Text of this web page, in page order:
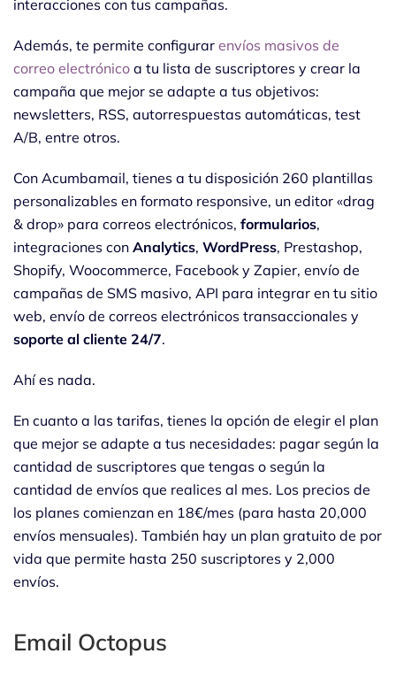
interacciones con tus campañas.
Además, te permite configurar envíos masivos de
correo electrónico a tu lista de suscriptores y crear la
campaña que mejor se adapte a tus objetivos:
newsletters, RSS, autorrespuestas automáticas, test
A/B, entre otros.
Con Acumbamail, tienes a tu disposición 260 plantillas
personalizables en formato responsive, un editor «drag
& drop» para correos electrónicos, formularios,
integraciones con Analytics, WordPress, Prestashop,
Shopify, Woocommerce, Facebook y Zapier, envío de
campañas de SMS masivo, API para integrar en tu sitio
web, envío de correos electrónicos transaccionales y
soporte al cliente 24/7.
Ahí es nada.
En cuanto a las tarifas, tienes la opción de elegir el plan
que mejor se adapte a tus necesidades: pagar según la
cantidad de suscriptores que tengas o según la
cantidad de envíos que realices al mes. Los precios de
los planes comienzan en 18€/mes (para hasta 20,000
envíos mensuales). También hay un plan gratuito de por
vida que permite hasta 250 suscriptores y 2,000
envíos.
Email Octopus